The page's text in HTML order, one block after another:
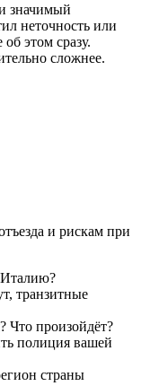
значимый
неточность или
этом сразу.
сложнее.
и рискам при
транзитные
Что произойдёт?
полиция вашей
страны